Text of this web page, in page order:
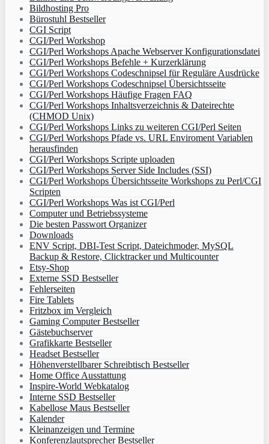
Bildhosting Pro
Bürostuhl Bestseller
CGI Script
CGI/Perl Workshop
CGI/Perl Workshops Apache Webserver Konfigurationsdatei
CGI/Perl Workshops Befehle + Kurzerklärung
CGI/Perl Workshops Codeschnipsel für Reguläre Ausdrücke
CGI/Perl Workshops Codeschnipsel Übersichtsseite
CGI/Perl Workshops Häufige Fragen FAQ
CGI/Perl Workshops Inhaltsverzeichnis & Dateirechte
(CHMOD Unix)
CGI/Perl Workshops Links zu weiteren CGI/Perl Seiten
CGI/Perl Workshops Pfade vs. URL Enviroment Variablen
herausfinden
CGI/Perl Workshops Scripte uploaden
CGI/Perl Workshops Server Side Includes (SSI)
CGI/Perl Workshops Übersichtsseite Workshops zu Perl/CGI
Scripten
CGI/Perl Workshops Was ist CGI/Perl
Computer und Betriebssysteme
Die besten Passwort Organizer
Downloads
ENV Script, DBI-Test Script, Dateichmoder, MySQL
Backup & Restore, Clicktracker und Multicounter
Etsy-Shop
Externe SSD Bestseller
Fehlerseiten
Fire Tablets
Fritzbox im Vergleich
Gaming Computer Bestseller
Gästebuchserver
Grafikkarte Bestseller
Headset Bestseller
Höhenverstellbarer Schreibtisch Bestseller
Home Office Ausstattung
Inspire-World Webkatalog
Interne SSD Bestseller
Kabellose Maus Bestseller
Kalender
Kleinanzeigen und Termine
Konferenzlautsprecher Bestseller